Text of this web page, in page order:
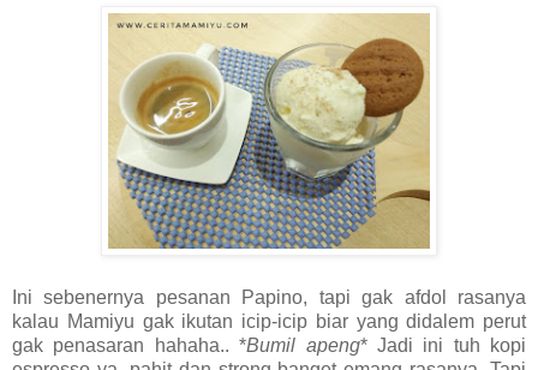
Ini sebenernya pesanan Papino, tapi gak afdol rasanya
kalau Mamiyu gak ikutan icip-icip biar yang didalem perut
gak penasaran hahaha.. *Bumil apeng* Jadi ini tuh kopi